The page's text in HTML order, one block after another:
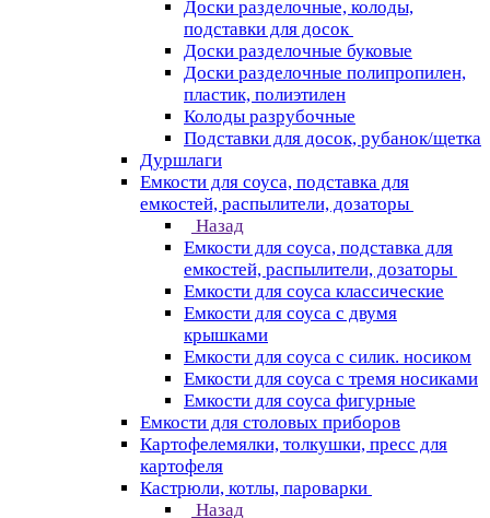
Доски разделочные, колоды,
подставки для досок
Доски разделочные буковые
Доски разделочные полипропилен,
пластик, полиэтилен
Колоды разрубочные
Подставки для досок, рубанок/щетка
Дуршлаги
Емкости для соуса, подставка для
емкостей, распылители, дозаторы
Назад
Емкости для соуса, подставка для
емкостей, распылители, дозаторы
Емкости для соуса классические
Емкости для соуса с двумя
крышками
Емкости для соуса с силик. носиком
Емкости для соуса с тремя носиками
Емкости для соуса фигурные
Емкости для столовых приборов
Картофелемялки, толкушки, пресс для
картофеля
Кастрюли, котлы, пароварки
Назад